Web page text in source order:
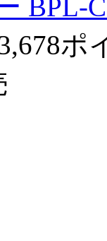
BPL-
ポ